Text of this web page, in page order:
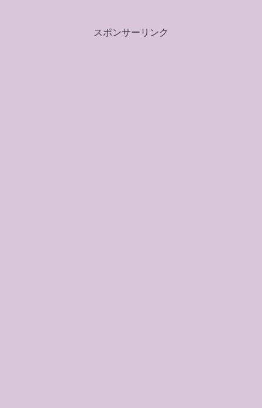
スポンサーリンク